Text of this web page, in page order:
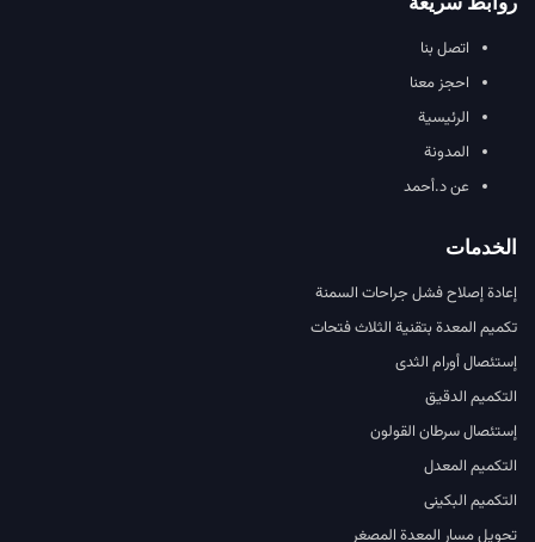
اتصل بنا
احجز معنا
الرئيسية
المدونة
عن د.أحمد
الخدمات
إعادة إصلاح فشل جراحات السمنة
تكميم المعدة بتقنية الثلاث فتحات
إستئصال أورام الثدى
التكميم الدقيق
إستئصال سرطان القولون
التكميم المعدل
التكميم البكينى
تحويل مسار المعدة المصغر